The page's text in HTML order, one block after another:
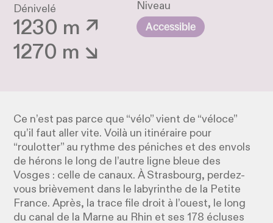
Dénivelé
1230 m ↗
1270 m ↘
Niveau
Accessible
Ce n’est pas parce que “vélo” vient de “véloce”
qu’il faut aller vite. Voilà un itinéraire pour
“roulotter” au rythme des péniches et des envols
de hérons le long de l’autre ligne bleue des
Vosges : celle de canaux. À Strasbourg, perdez-
vous brièvement dans le labyrinthe de la Petite
France. Après, la trace file droit à l’ouest, le long
du canal de la Marne au Rhin et ses 178 écluses